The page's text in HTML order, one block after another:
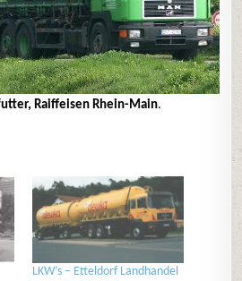
Raiffeisen Rhein-Main.
LKW’s – Etteldorf Landhandel